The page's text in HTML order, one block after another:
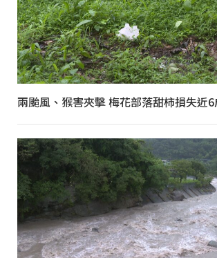
兩颱風、猴害夾擊 梅花部落甜柿損失近